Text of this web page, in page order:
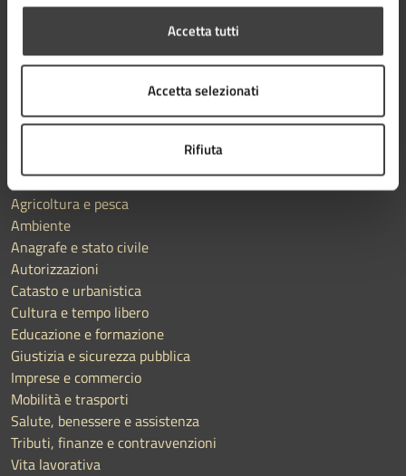
Accetta tutti
Accetta selezionati
Rifiuta
Organi di governo
Enti e fondazioni
Documenti e Dati
Personale amministrativo
CATEGORIE DI SERVIZIO
Agricoltura e pesca
Ambiente
Anagrafe e stato civile
Autorizzazioni
Catasto e urbanistica
Cultura e tempo libero
Educazione e formazione
Giustizia e sicurezza pubblica
Imprese e commercio
Mobilità e trasporti
Salute, benessere e assistenza
Tributi, finanze e contravvenzioni
Vita lavorativa